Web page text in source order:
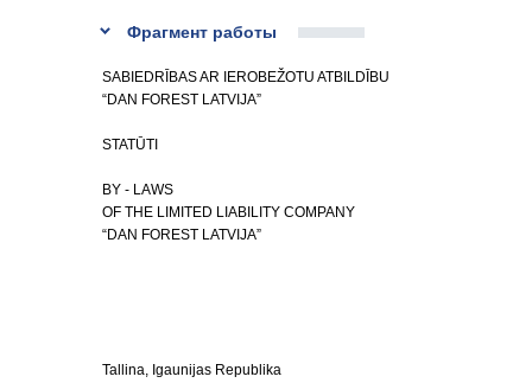
Фрагмент работы
SABIEDRĪBAS AR IEROBEŽOTU ATBILDĪBU
“DAN FOREST LATVIJA”
STATŪTI
BY - LAWS
OF THE LIMITED LIABILITY COMPANY
“DAN FOREST LATVIJA”
Tallina, Igaunijas Republika